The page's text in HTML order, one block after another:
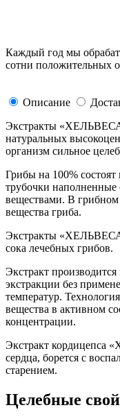
Каждый год мы
сотни положительных
Описание
Экстракты
натуральных
организм сильное
Грибы на 100%
трубочки
веществами. В грибном
вещества гриба.
Экстракты
сока лечебных грибов.
Экстракт
экстракции без
температур.
вещества в активном
концентрации.
Экстракт кордицепса
сердца, борется с
старением.
Целебные